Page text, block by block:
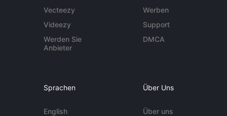
Vecteezy
Videezy
Werden Sie
Anbieter
Werben
Support
DMCA
Sprachen
English
Über Uns
Über uns